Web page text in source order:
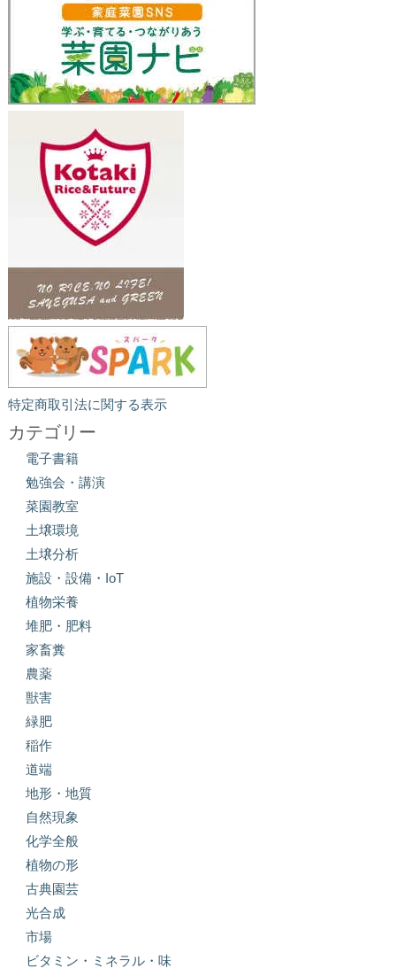
特定商取引法に関する表示
カテゴリー
電子書籍
勉強会・講演
菜園教室
土壌環境
土壌分析
施設・設備・IoT
植物栄養
堆肥・肥料
家畜糞
農薬
獣害
緑肥
稲作
道端
地形・地質
自然現象
化学全般
植物の形
古典園芸
光合成
市場
ビタミン・ミネラル・味